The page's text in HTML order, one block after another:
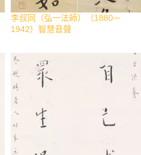
李叔同（弘一法師）（1880－
1942）智慧音聲